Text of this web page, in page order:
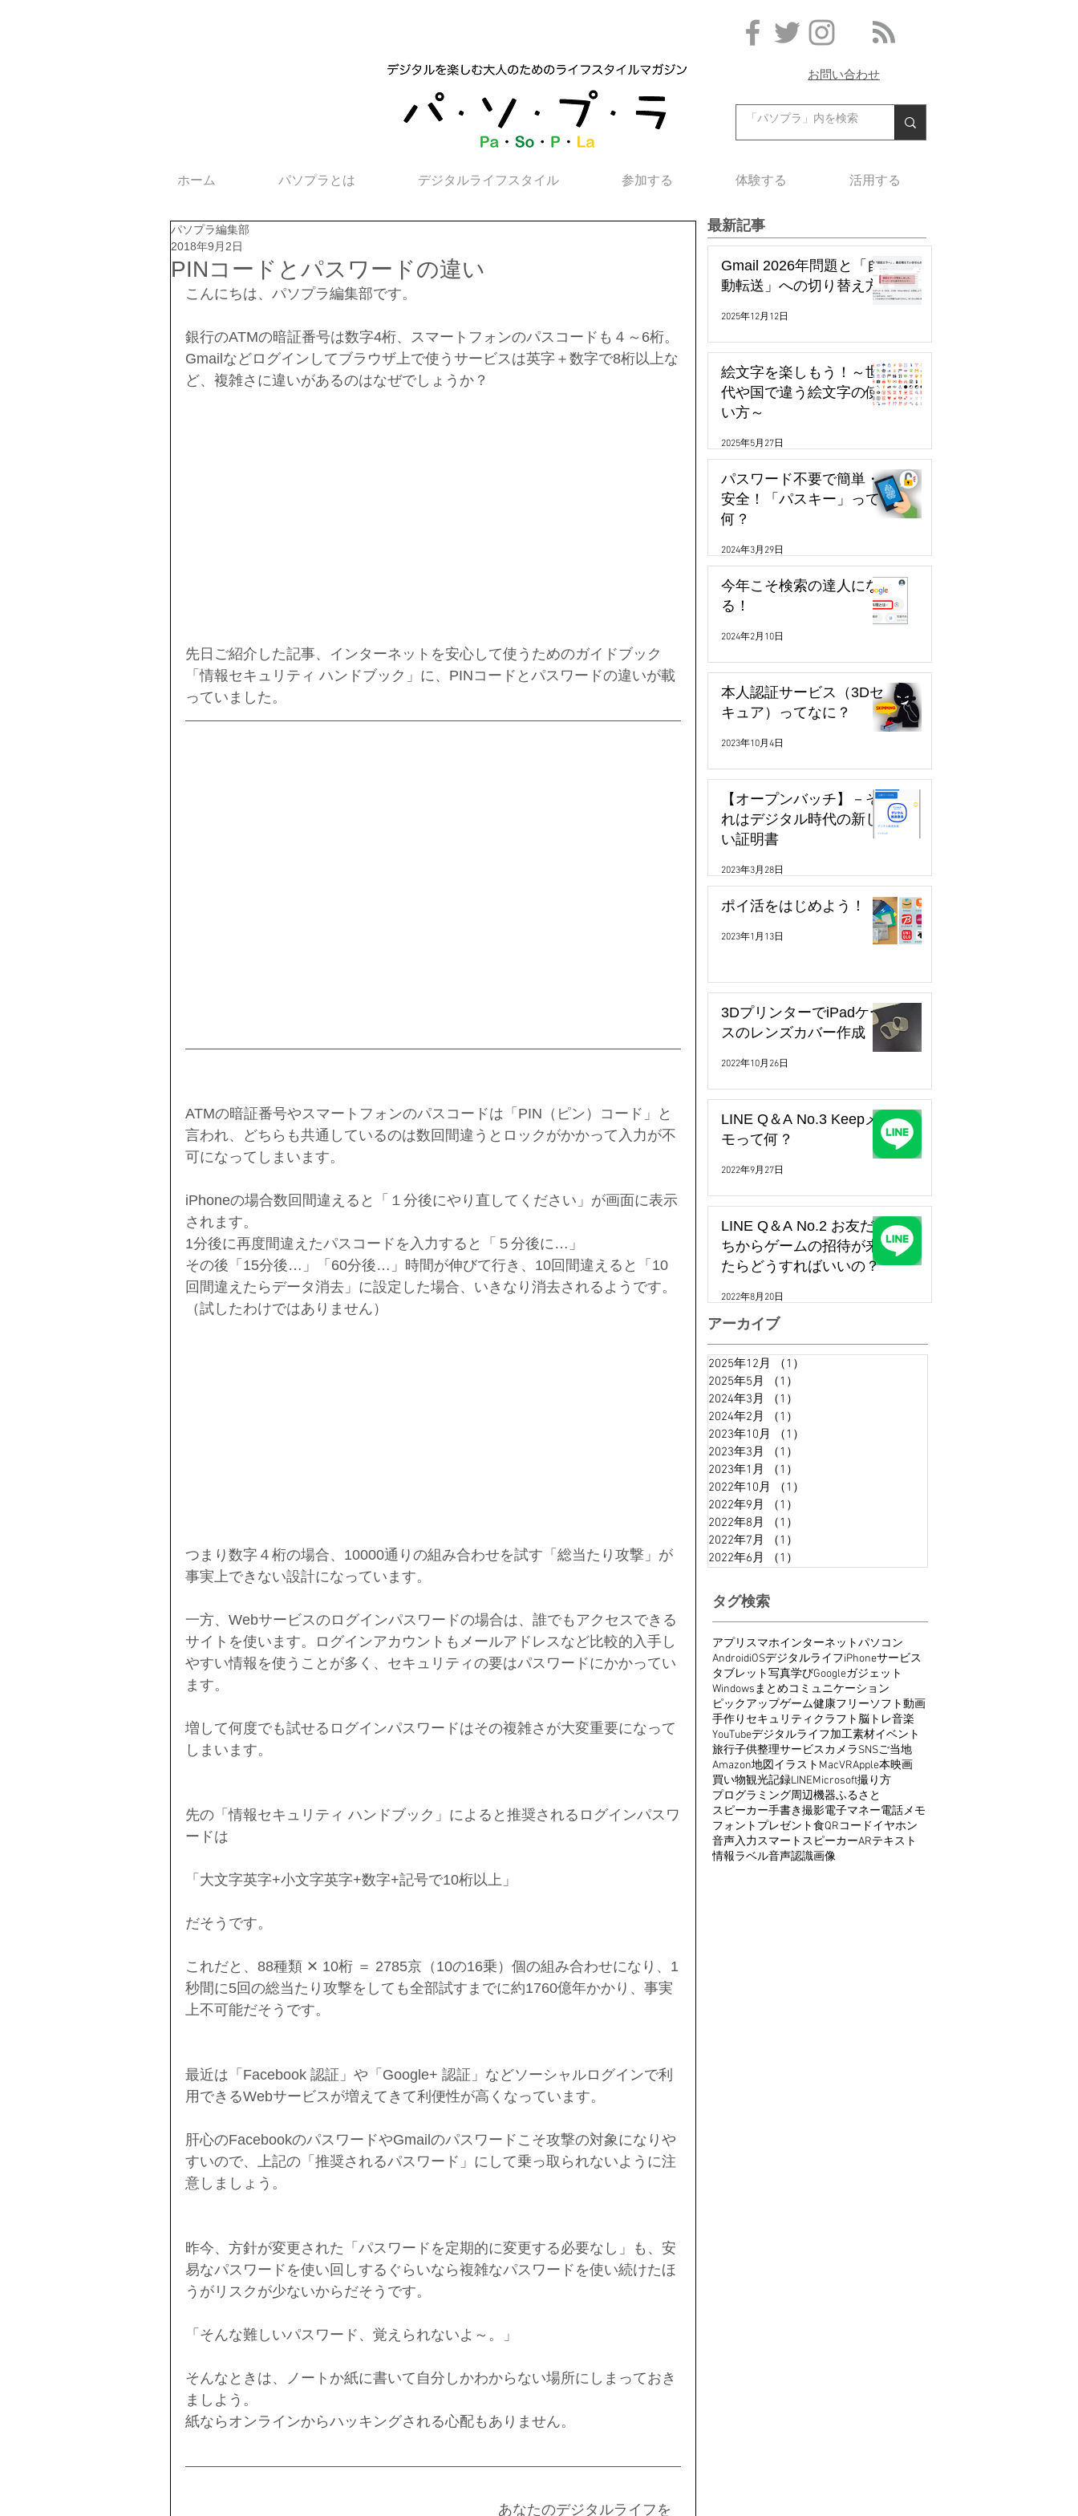
お問い合わせ
ホーム パソプラとは デジタルライフスタイル 参加する 体験する 活用する
PINコードとパスワードの違い
パソプラ編集部
2018年9月2日
こんにちは、パソプラ編集部です。
銀行のATMの暗証番号は数字4桁、スマートフォンのパスコードも４～6桁。
Gmailなどログインしてブラウザ上で使うサービスは英字＋数字で8桁以上な
ど、複雑さに違いがあるのはなぜでしょうか？
先日ご紹介した記事、インターネットを安心して使うためのガイドブック
「情報セキュリティ ハンドブック」に、PINコードとパスワードの違いが載
っていました。
ATMの暗証番号やスマートフォンのパスコードは「PIN（ピン）コード」と
言われ、どちらも共通しているのは数回間違うとロックがかかって入力が不
可になってしまいます。
iPhoneの場合数回間違えると「１分後にやり直してください」が画面に表示
されます。
1分後に再度間違えたパスコードを入力すると「５分後に…」
その後「15分後…」「60分後…」時間が伸びて行き、10回間違えると「10
回間違えたらデータ消去」に設定した場合、いきなり消去されるようです。
（試したわけではありません）
つまり数字４桁の場合、10000通りの組み合わせを試す「総当たり攻撃」が
事実上できない設計になっています。
一方、Webサービスのログインパスワードの場合は、誰でもアクセスできる
サイトを使います。ログインアカウントもメールアドレスなど比較的入手し
やすい情報を使うことが多く、セキュリティの要はパスワードにかかってい
ます。
増して何度でも試せるログインパスワードはその複雑さが大変重要になって
しまいます。
先の「情報セキュリティ ハンドブック」によると推奨されるログインパスワ
ードは
「大文字英字+小文字英字+数字+記号で10桁以上」
だそうです。
これだと、88種類 ✕ 10桁 ＝ 2785京（10の16乗）個の組み合わせになり、1
秒間に5回の総当たり攻撃をしても全部試すまでに約1760億年かかり、事実
上不可能だそうです。
最近は「Facebook 認証」や「Google+ 認証」などソーシャルログインで利
用できるWebサービスが増えてきて利便性が高くなっています。
肝心のFacebookのパスワードやGmailのパスワードこそ攻撃の対象になりや
すいので、上記の「推奨されるパスワード」にして乗っ取られないように注
意しましょう。
昨今、方針が変更された「パスワードを定期的に変更する必要なし」も、安
易なパスワードを使い回しするぐらいなら複雑なパスワードを使い続けたほ
うがリスクが少ないからだそうです。
「そんな難しいパスワード、覚えられないよ～。」
そんなときは、ノートか紙に書いて自分しかわからない場所にしまっておき
ましよう。
紙ならオンラインからハッキングされる心配もありません。
あなたのデジタルライフを
最新記事
Gmail 2026年問題と「自
動転送」への切り替え方
2025年12月12日
絵文字を楽しもう！～世
代や国で違う絵文字の使
い方～
2025年5月27日
パスワード不要で簡単・
安全！「パスキー」って
何？
2024年3月29日
今年こそ検索の達人にな
る！
2024年2月10日
本人認証サービス（3Dセ
キュア）ってなに？
2023年10月4日
【オープンバッチ】－そ
れはデジタル時代の新し
い証明書
2023年3月28日
ポイ活をはじめよう！
2023年1月13日
3DプリンターでiPadケー
スのレンズカバー作成
2022年10月26日
LINE Q＆A No.3 Keepメ
モって何？
2022年9月27日
LINE Q＆A No.2 お友だ
ちからゲームの招待が来
たらどうすればいいの？
2022年8月20日
アーカイブ
2025年12月 （1）
2025年5月
（1）
2024年3月
（1）
2024年2月
（1）
2023年10月
（1）
2023年3月
（1）
2023年1月
（1）
2022年10月
（1）
2022年9月
（1）
2022年8月
（1）
2022年7月
（1）
2022年6月
（1）
タグ検索
アプリ スマホインターネットパソコン
AndroidiOSデジタルライフiPhoneサービス
タブレット写真学びGoogleガジェット
Windowsまとめコミュニケーション
ピックアップゲーム健康フリーソフト動画
手作り セキュリティ クラフト脳トレ音楽
YouTubeデジタルライフ加工素材イベント
旅行子供整理サービスカメラSNSご当地
Amazon地図イラスト MacVRApple本映画
買い物観光記録LINEMicrosoft撮り方
プログラミング周辺機器ふるさと
スピーカー手書き撮影電子マネー電話メモ
フォント プレゼント食QRコードイヤホン
音声入力スマートスピーカーARテキスト
情報ラベル音声認識画像